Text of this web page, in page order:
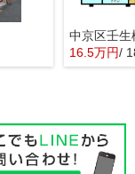
16.5万円/